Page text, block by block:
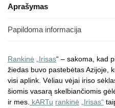
Aprašymas
Papildoma informacija
Rankinė „Irisas“ – sakoma, kad
žiedas buvo pastebėtas Azijoje,
visi aplink. Vėliau vėjai iriso
šiomis vasarą skelbiančiomis
ir mes. kARTu rankinė „Irisas“